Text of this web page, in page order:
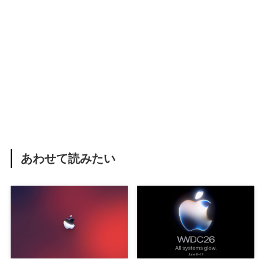
あわせて読みたい